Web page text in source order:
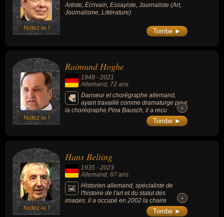
sur le développement ultérieur des sciences
sociales. Ses travaux ont influencé de façon
de nombreux mouvements révolutionnaires
se sont réclamés de sa pensée.
Notez-le !
Artiste, Écrivain, Essayiste, Journaliste (Art,
Journalisme, Littérature).
Tombe ►
Notez-le !
Raimund Hoghe
1949 - 2021
Allemand, 72 ans
Danseur et chorégraphe allemand,
ayant travaillé comme dramaturge pour
la chorégraphe Pina Bausch, il a reçu
plusieurs prix et avait été nommé officier de
l’ordre des Arts et des Lettres en France en
+
+
Tombe ►
Notez-le !
Hans Belting
1935 - 2023
Allemand , 87 ans
Historien allemand, spécialiste de
l'histoire de l'art et du statut des
images, il a occupé en 2002 la chaire
annuelle européenne au Collège de France
où il a lancé un projet qui interroge « images,
+
+
Tombe ►